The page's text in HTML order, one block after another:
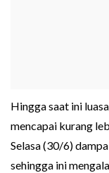
Hingga saat ini
mencapai kurang
Selasa (30/6)
sehingga ini